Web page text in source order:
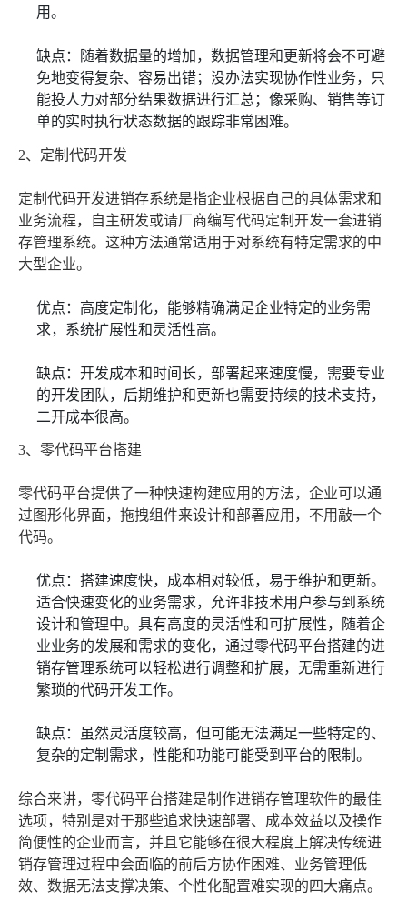
用。
缺点：随着数据量的增加，数据管理和更新将会不可避
免地变得复杂、容易出错；没办法实现协作性业务，只
能投人力对部分结果数据进行汇总；像采购、销售等订
单的实时执行状态数据的跟踪非常困难。
2、定制代码开发
定制代码开发进销存系统是指企业根据自己的具体需求和
业务流程，自主研发或请厂商编写代码定制开发一套进销
存管理系统。这种方法通常适用于对系统有特定需求的中
大型企业。
优点：高度定制化，能够精确满足企业特定的业务需
求，系统扩展性和灵活性高。
缺点：开发成本和时间长，部署起来速度慢，需要专业
的开发团队，后期维护和更新也需要持续的技术支持，
二开成本很高。
3、零代码平台搭建
零代码平台提供了一种快速构建应用的方法，企业可以通
过图形化界面，拖拽组件来设计和部署应用，不用敲一个
代码。
优点：搭建速度快，成本相对较低，易于维护和更新。
适合快速变化的业务需求，允许非技术用户参与到系统
设计和管理中。具有高度的灵活性和可扩展性，随着企
业业务的发展和需求的变化，通过零代码平台搭建的进
销存管理系统可以轻松进行调整和扩展，无需重新进行
繁琐的代码开发工作。
缺点：虽然灵活度较高，但可能无法满足一些特定的、
复杂的定制需求，性能和功能可能受到平台的限制。
综合来讲，零代码平台搭建是制作进销存管理软件的最佳
选项，特别是对于那些追求快速部署、成本效益以及操作
简便性的企业而言，并且它能够在很大程度上解决传统进
销存管理过程中会面临的前后方协作困难、业务管理低
效、数据无法支撑决策、个性化配置难实现的四大痛点。